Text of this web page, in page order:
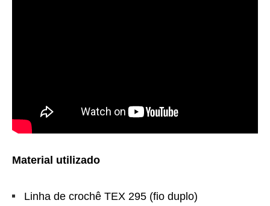
Material utilizado
Linha de crochê TEX 295 (fio duplo)